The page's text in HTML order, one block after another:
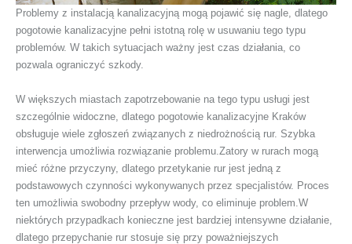
Problemy z instalacją kanalizacyjną mogą pojawić się nagle, dlatego
pogotowie kanalizacyjne pełni istotną rolę w usuwaniu tego typu
problemów. W takich sytuacjach ważny jest czas działania, co
pozwala ograniczyć szkody.
W większych miastach zapotrzebowanie na tego typu usługi jest
szczególnie widoczne, dlatego pogotowie kanalizacyjne Kraków
obsługuje wiele zgłoszeń związanych z niedrożnością rur. Szybka
interwencja umożliwia rozwiązanie problemu.Zatory w rurach mogą
mieć różne przyczyny, dlatego przetykanie rur jest jedną z
podstawowych czynności wykonywanych przez specjalistów. Proces
ten umożliwia swobodny przepływ wody, co eliminuje problem.W
niektórych przypadkach konieczne jest bardziej intensywne działanie,
dlatego przepychanie rur stosuje się przy poważniejszych